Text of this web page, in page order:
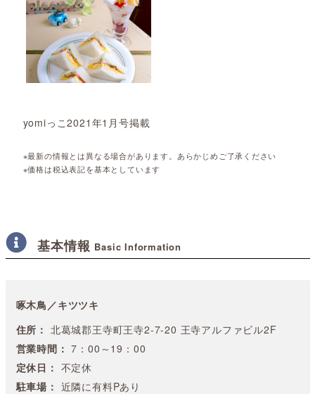
yomiっこ2021年1月号掲載
※最新の情報とは異なる場合があります。あらかじめご了承ください
※価格は税込表記を基本としています
基本情報 Basic Information
啄木鳥／キツツキ
住所： 北葛城郡王寺町王寺2-7-20 王寺アルファビル2F
営業時間： 7：00～19：00
定休日： 不定休
駐車場： 近隣に有料Pあり